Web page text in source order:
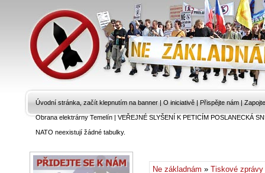
Úvodní stránka, začít klepnutím na banner | O iniciativě | Přispějte nám |
Obrana elektrárny Temelín|VEŘEJNÉ SLYŠENÍ K PETICÍM POSLANECKÁ
NATO neexistují žádné tabulky.
Ne základnám » Tiskové zprávy